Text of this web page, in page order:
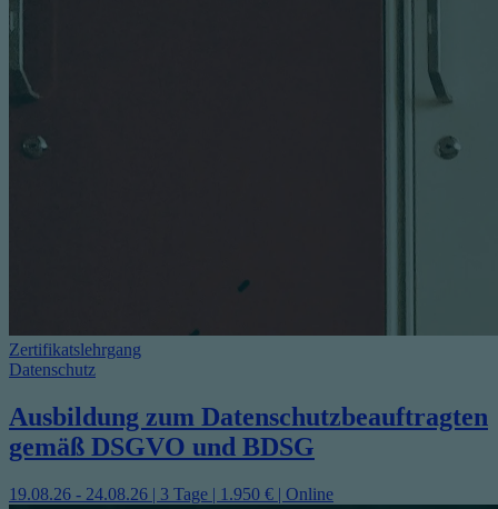
Zertifikatslehrgang
Datenschutz
Ausbildung zum Datenschutzbeauftragten
gemäß DSGVO und BDSG
19.08.26 - 24.08.26 | 3 Tage | 1.950 € | Online